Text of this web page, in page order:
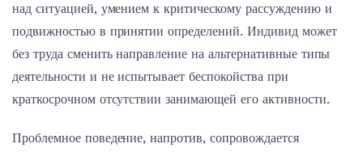
над ситуацией, умением к критическому рассуждению и
подвижностью в принятии определений. Индивид может
без труда сменить направление на альтернативные типы
деятельности и не испытывает беспокойства при
краткосрочном отсутствии занимающей его активности.
Проблемное поведение, напротив, сопровождается